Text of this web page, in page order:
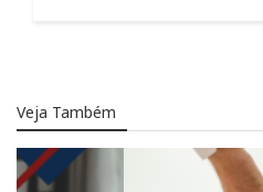
Veja Também